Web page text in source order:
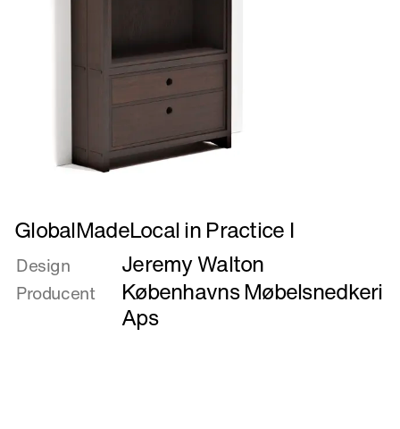
Læs
mere
om
GlobalMadeLocal
in
GlobalMadeLocal in Practice I
Design Jeremy Walton
Producent
Københavns Møbelsnedkeri
Aps